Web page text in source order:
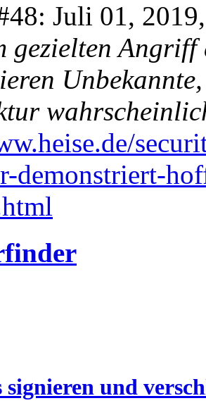
Juli 01,
gezielten Angriff
demonstriert-
und